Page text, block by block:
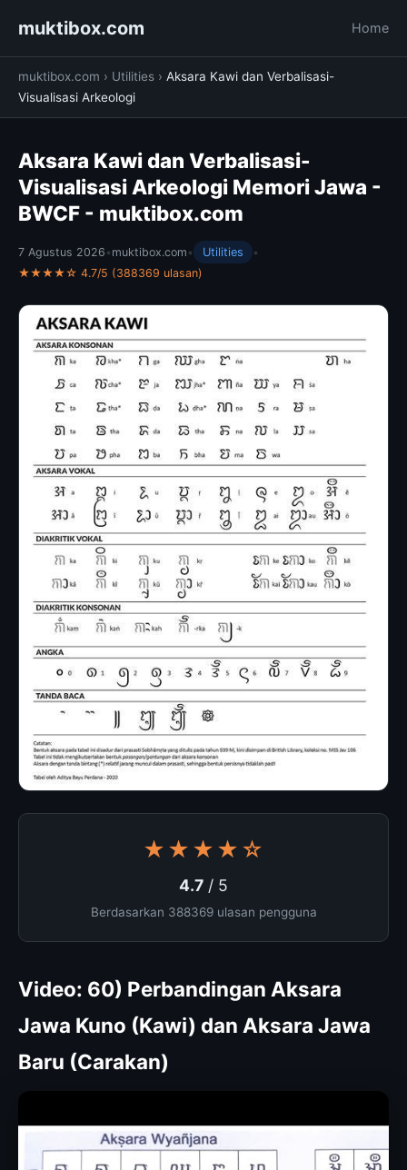
muktibox.com Home
muktibox.com › Utilities › Aksara Kawi dan Verbalisasi-
Visualisasi Arkeologi
Aksara Kawi dan Verbalisasi-
Visualisasi Arkeologi Memori Jawa -
BWCF - muktibox.com
7 Agustus 2026 • muktibox.com • Utilities
•
★★★★☆ 4.7/5 (388369 ulasan)
★★★★☆
4.7 / 5
Berdasarkan 388369 ulasan pengguna
Video: 60) Perbandingan Aksara
Jawa Kuno (Kawi) dan Aksara Jawa
Baru (Carakan)